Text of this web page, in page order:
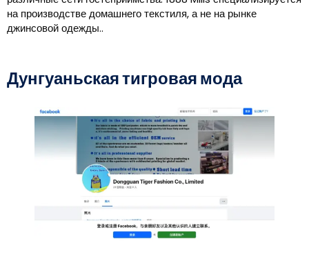
на производстве домашнего текстиля, а не на рынке
джинсовой одежды..
Дунгуаньская тигровая мода